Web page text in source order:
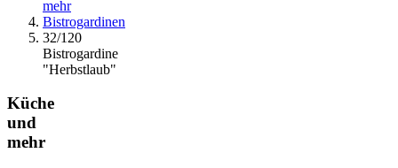
mehr
Bistrogardinen
32/120
Bistrogardine
"Herbstlaub"
Küche
und
mehr